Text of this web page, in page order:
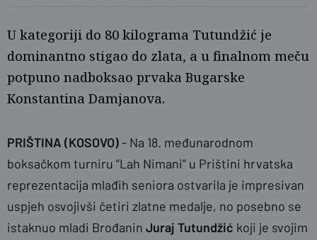
U kategoriji do 80 kilograma Tutundžić je
dominantno stigao do zlata, a u finalnom meču
potpuno nadboksao prvaka Bugarske
Konstantina Damjanova.
PRIŠTINA (KOSOVO)- Na 18. međunarodnom
boksačkom turniru “Lah Nimani” u Prištini hrvatska
reprezentacija mlađih seniora ostvarila je impresivan
uspjeh osvojivši četiri zlatne medalje, no posebno se
istaknuo mladi Brođanin Juraj Tutundžić koji je svojim